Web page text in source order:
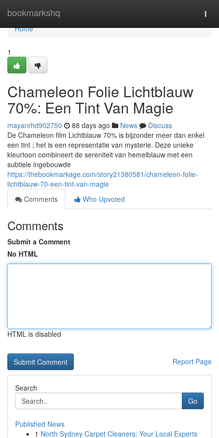
bookmarkshq
Home
Home
1
Chameleon Folie Lichtblauw
70%: Een Tint Van Magie
mayanrhd902750 88 days ago News
Discuss
De Chameleon film Lichtblauw 70% is bijzonder meer dan enkel
een tint ; het is een representatie van mysterie. Deze unieke
kleurtoon combineert de sereniteit van hemelblauw met een
subtiele ingebouwde
https://thebookmarkage.com/story21380581/chameleon-folie-
lichtblauw-70-een-tint-van-magie
Comments
Who Upvoted
Comments
Submit a Comment
No HTML
HTML is disabled
Report Page
Search
Go
Published News
1 North Sydney Carpet Cleaners: Your Local Experts